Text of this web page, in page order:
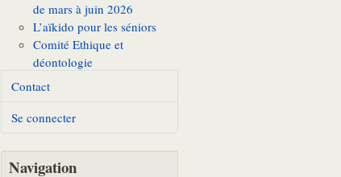
de mars à juin 2026
L’aïkido pour les séniors
Comité Ethique et
déontologie
Contact
Se connecter
Navigation